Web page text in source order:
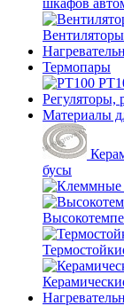
шкафов
Термопары
Регуляторы,
Материалы
бусы